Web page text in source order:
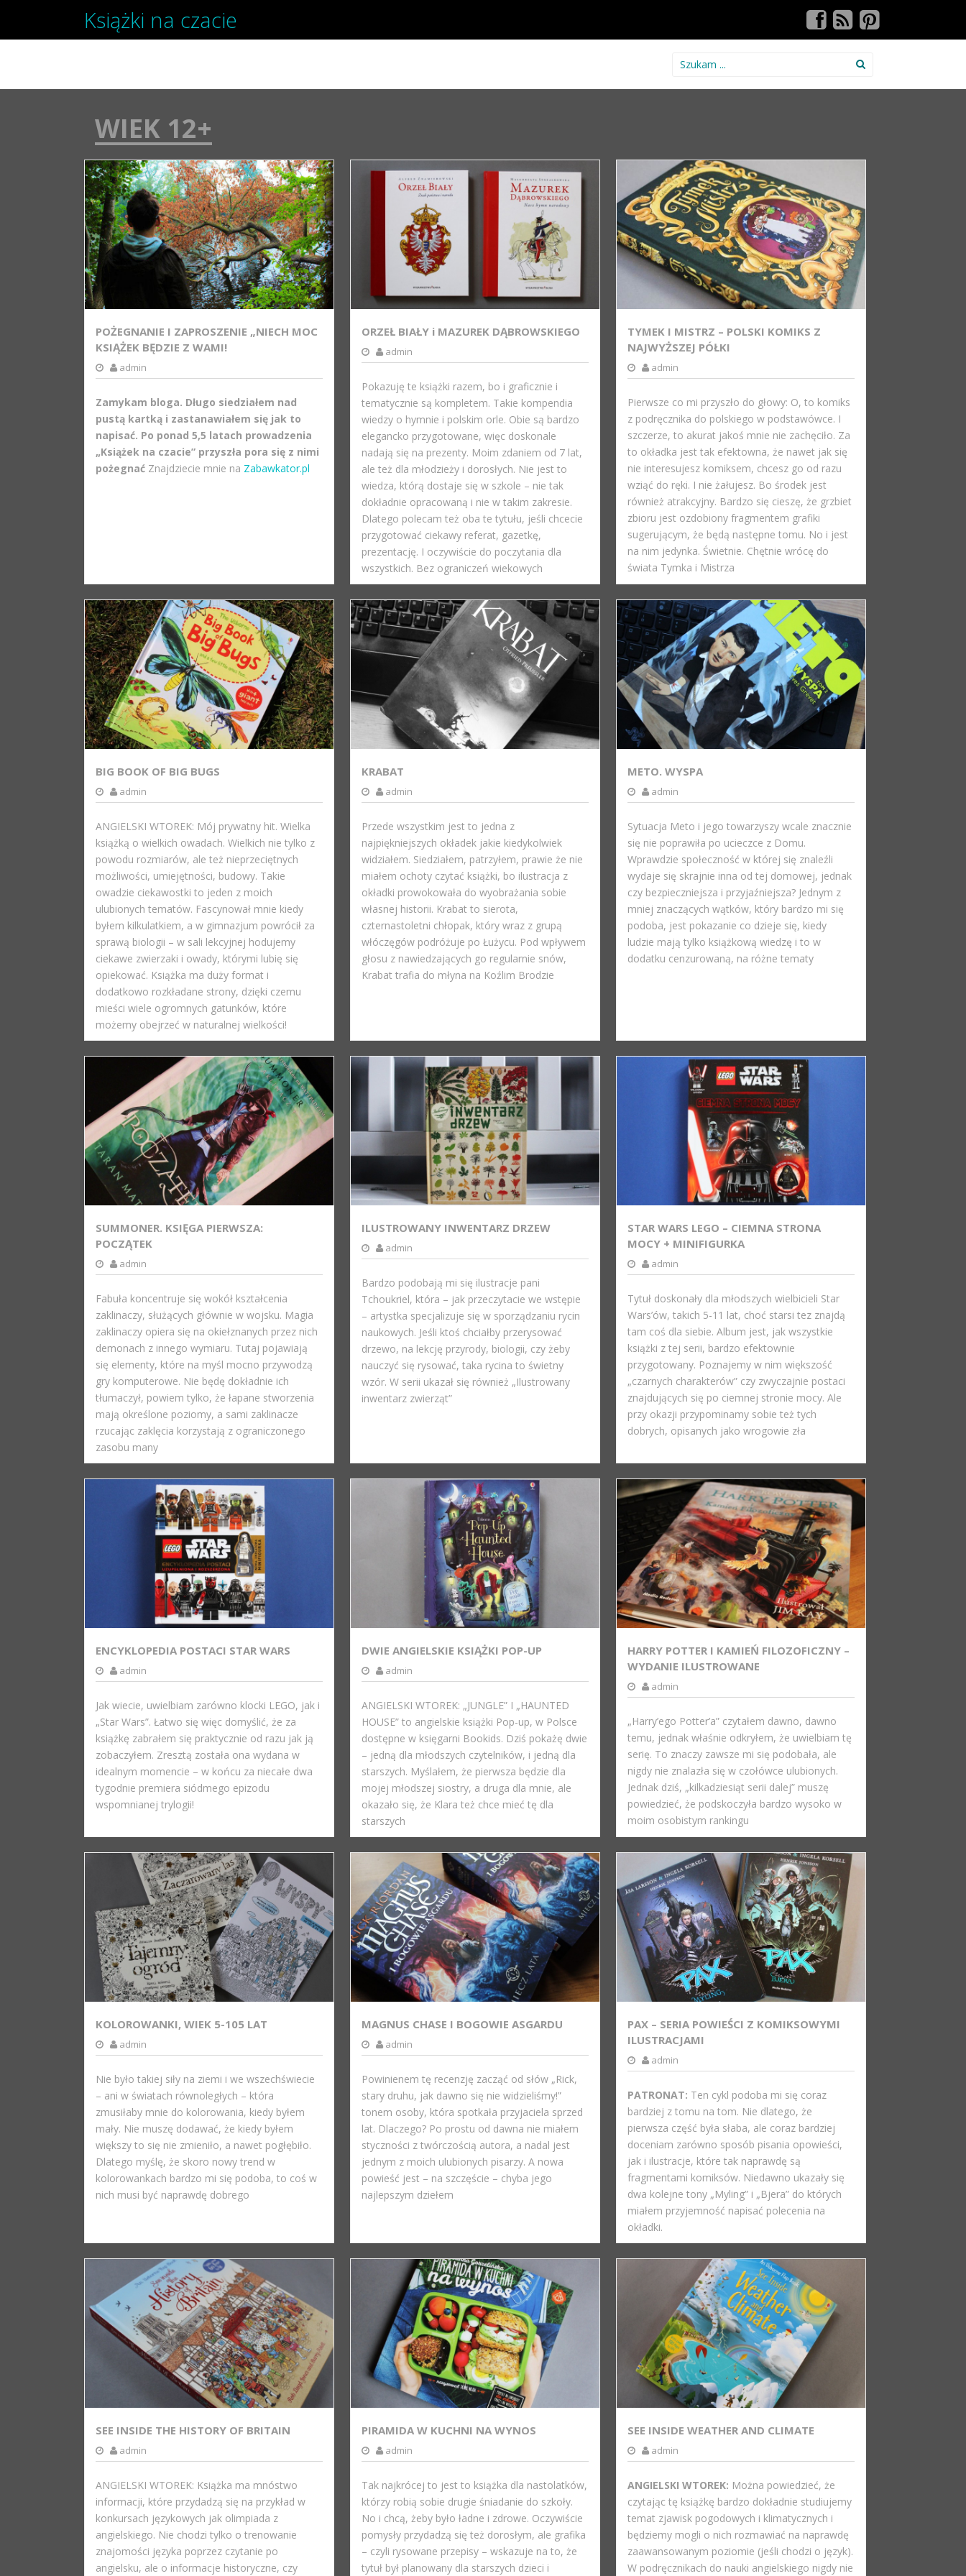
Książki na czacie
Search for:
WIEK 12+
POŻEGNANIE I ZAPROSZENIE „NIECH MOC
KSIĄŻEK BĘDZIE Z WAMI!
admin
Zamykam bloga. Długo siedziałem nad
pustą kartką i zastanawiałem się jak to
napisać. Po ponad 5,5 latach prowadzenia
„Książek na czacie” przyszła pora się z nimi
pożegnać Znajdziecie mnie na Zabawkator.pl
ORZEŁ BIAŁY i MAZUREK DĄBROWSKIEGO
admin
Pokazuję te książki razem, bo i graficznie i
tematycznie są kompletem. Takie kompendia
wiedzy o hymnie i polskim orle. Obie są bardzo
elegancko przygotowane, więc doskonale
nadają się na prezenty. Moim zdaniem od 7 lat,
ale też dla młodzieży i dorosłych. Nie jest to
wiedza, którą dostaje się w szkole – nie tak
dokładnie opracowaną i nie w takim zakresie.
Dlatego polecam też oba te tytułu, jeśli chcecie
przygotować ciekawy referat, gazetkę,
prezentację. I oczywiście do poczytania dla
wszystkich. Bez ograniczeń wiekowych
TYMEK I MISTRZ – POLSKI KOMIKS Z
NAJWYŻSZEJ PÓŁKI
admin
Pierwsze co mi przyszło do głowy: O, to komiks
z podręcznika do polskiego w podstawówce. I
szczerze, to akurat jakoś mnie nie zachęciło. Za
to okładka jest tak efektowna, że nawet jak się
nie interesujesz komiksem, chcesz go od razu
wziąć do ręki. I nie żałujesz. Bo środek jest
również atrakcyjny. Bardzo się cieszę, że grzbiet
zbioru jest ozdobiony fragmentem grafiki
sugerującym, że będą następne tomu. No i jest
na nim jedynka. Świetnie. Chętnie wrócę do
świata Tymka i Mistrza
BIG BOOK OF BIG BUGS
admin
ANGIELSKI WTOREK: Mój prywatny hit. Wielka
książką o wielkich owadach. Wielkich nie tylko z
powodu rozmiarów, ale też nieprzeciętnych
możliwości, umiejętności, budowy. Takie
owadzie ciekawostki to jeden z moich
ulubionych tematów. Fascynował mnie kiedy
byłem kilkulatkiem, a w gimnazjum powrócił za
sprawą biologii – w sali lekcyjnej hodujemy
ciekawe zwierzaki i owady, którymi lubię się
opiekować. Książka ma duży format i
dodatkowo rozkładane strony, dzięki czemu
mieści wiele ogromnych gatunków, które
możemy obejrzeć w naturalnej wielkości!
KRABAT
admin
Przede wszystkim jest to jedna z
najpiękniejszych okładek jakie kiedykolwiek
widziałem. Siedziałem, patrzyłem, prawie że nie
miałem ochoty czytać książki, bo ilustracja z
okładki prowokowała do wyobrażania sobie
własnej historii. Krabat to sierota,
czternastoletni chłopak, który wraz z grupą
włóczęgów podróżuje po Łużycu. Pod wpływem
głosu z nawiedzających go regularnie snów,
Krabat trafia do młyna na Koźlim Brodzie
METO. WYSPA
admin
Sytuacja Meto i jego towarzyszy wcale znacznie
się nie poprawiła po ucieczce z Domu.
Wprawdzie społeczność w której się znaleźli
wydaje się skrajnie inna od tej domowej, jednak
czy bezpieczniejsza i przyjaźniejsza? Jednym z
mniej znaczących wątków, który bardzo mi się
podoba, jest pokazanie co dzieje się, kiedy
ludzie mają tylko książkową wiedzę i to w
dodatku cenzurowaną, na różne tematy
SUMMONER. KSIĘGA PIERWSZA:
POCZĄTEK
admin
Fabuła koncentruje się wokół kształcenia
zaklinaczy, służących głównie w wojsku. Magia
zaklinaczy opiera się na okiełznanych przez nich
demonach z innego wymiaru. Tutaj pojawiają
się elementy, które na myśl mocno przywodzą
gry komputerowe. Nie będę dokładnie ich
tłumaczył, powiem tylko, że łapane stworzenia
mają określone poziomy, a sami zaklinacze
rzucając zaklęcia korzystają z ograniczonego
zasobu many
ILUSTROWANY INWENTARZ DRZEW
admin
Bardzo podobają mi się ilustracje pani
Tchoukriel, która – jak przeczytacie we wstępie
– artystka specjalizuje się w sporządzaniu rycin
naukowych. Jeśli ktoś chciałby przerysować
drzewo, na lekcję przyrody, biologii, czy żeby
nauczyć się rysować, taka rycina to świetny
wzór. W serii ukazał się również „Ilustrowany
inwentarz zwierząt”
STAR WARS LEGO – CIEMNA STRONA
MOCY + MINIFIGURKA
admin
Tytuł doskonały dla młodszych wielbicieli Star
Wars’ów, takich 5-11 lat, choć starsi tez znajdą
tam coś dla siebie. Album jest, jak wszystkie
książki z tej serii, bardzo efektownie
przygotowany. Poznajemy w nim większość
„czarnych charakterów” czy zwyczajnie postaci
znajdujących się po ciemnej stronie mocy. Ale
przy okazji przypominamy sobie też tych
dobrych, opisanych jako wrogowie zła
ENCYKLOPEDIA POSTACI STAR WARS
admin
Jak wiecie, uwielbiam zarówno klocki LEGO, jak i
„Star Wars”. Łatwo się więc domyślić, że za
książkę zabrałem się praktycznie od razu jak ją
zobaczyłem. Zresztą została ona wydana w
idealnym momencie – w końcu za niecałe dwa
tygodnie premiera siódmego epizodu
wspomnianej trylogii!
DWIE ANGIELSKIE KSIĄŻKI POP-UP
admin
ANGIELSKI WTOREK: „JUNGLE” I „HAUNTED
HOUSE” to angielskie książki Pop-up, w Polsce
dostępne w księgarni Bookids. Dziś pokażę dwie
– jedną dla młodszych czytelników, i jedną dla
starszych. Myślałem, że pierwsza będzie dla
mojej młodszej siostry, a druga dla mnie, ale
okazało się, że Klara też chce mieć tę dla
starszych
HARRY POTTER I KAMIEŃ FILOZOFICZNY –
WYDANIE ILUSTROWANE
admin
„Harry’ego Potter’a” czytałem dawno, dawno
temu, jednak właśnie odkryłem, że uwielbiam tę
serię. To znaczy zawsze mi się podobała, ale
nigdy nie znalazła się w czołówce ulubionych.
Jednak dziś, „kilkadziesiąt serii dalej” muszę
powiedzieć, że podskoczyła bardzo wysoko w
moim osobistym rankingu
KOLOROWANKI, WIEK 5-105 LAT
admin
Nie było takiej siły na ziemi i we wszechświecie
– ani w światach równoległych – która
zmusiłaby mnie do kolorowania, kiedy byłem
mały. Nie muszę dodawać, że kiedy byłem
większy to się nie zmieniło, a nawet pogłębiło.
Dlatego myślę, że skoro nowy trend w
kolorowankach bardzo mi się podoba, to coś w
nich musi być naprawdę dobrego
MAGNUS CHASE I BOGOWIE ASGARDU
admin
Powinienem tę recenzję zacząć od słów „Rick,
stary druhu, jak dawno się nie widzieliśmy!”
tonem osoby, która spotkała przyjaciela sprzed
lat. Dlaczego? Po prostu od dawna nie miałem
styczności z twórczością autora, a nadal jest
jednym z moich ulubionych pisarzy. A nowa
powieść jest – na szczęście – chyba jego
najlepszym dziełem
PAX – SERIA POWIEŚCI Z KOMIKSOWYMI
ILUSTRACJAMI
admin
PATRONAT: Ten cykl podoba mi się coraz
bardziej z tomu na tom. Nie dlatego, że
pierwsza część była słaba, ale coraz bardziej
doceniam zarówno sposób pisania opowieści,
jak i ilustracje, które tak naprawdę są
fragmentami komiksów. Niedawno ukazały się
dwa kolejne tony „Myling” i „Bjera” do których
miałem przyjemność napisać polecenia na
okładki.
SEE INSIDE THE HISTORY OF BRITAIN
admin
ANGIELSKI WTOREK: Książka ma mnóstwo
informacji, które przydadzą się na przykład w
konkursach językowych jak olimpiada z
angielskiego. Nie chodzi tylko o trenowanie
znajomości języka poprzez czytanie po
angielsku, ale o informacje historyczne, czy
PIRAMIDA W KUCHNI NA WYNOS
admin
Tak najkrócej to jest to książka dla nastolatków,
którzy robią sobie drugie śniadanie do szkoły.
No i chcą, żeby było ładne i zdrowe. Oczywiście
pomysły przydadzą się też dorosłym, ale grafika
– czyli rysowane przepisy – wskazuje na to, że
tytuł był planowany dla starszych dzieci i
SEE INSIDE WEATHER AND CLIMATE
admin
ANGIELSKI WTOREK: Można powiedzieć, że
czytając tę książkę bardzo dokładnie studiujemy
temat zjawisk pogodowych i klimatycznych i
będziemy mogli o nich rozmawiać na naprawdę
zaawansowanym poziomie (jeśli chodzi o język).
W podręcznikach do nauki angielskiego nigdy nie